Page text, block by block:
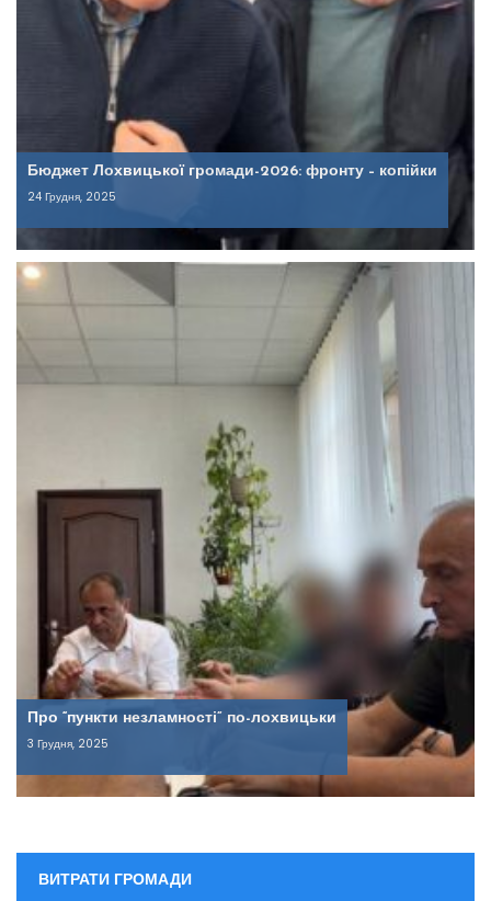
Бюджет Лохвицької громади-2026: фронту – копійки
24 Грудня, 2025
Про “пункти незламності” по-лохвицьки
3 Грудня, 2025
ВИТРАТИ ГРОМАДИ